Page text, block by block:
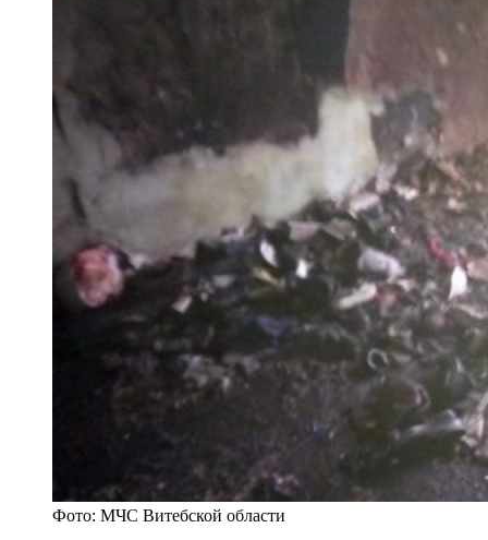
Фото: МЧС Витебской области